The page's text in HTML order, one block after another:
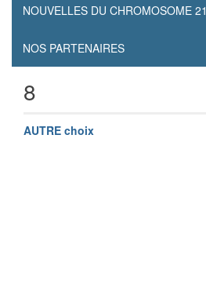
NOUVELLES DU CHROMOSOME 21
NOS PARTENAIRES
8
AUTRE choix